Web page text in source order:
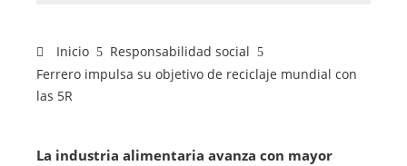
Inicio
Responsabilidad social
Ferrero impulsa su objetivo de reciclaje mundial con
las 5R
La industria alimentaria avanza con mayor